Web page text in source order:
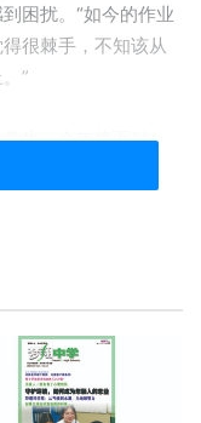
困扰。“如今的作业
很棘手，不知该从
”
生，今年将面对
次高思维试题的
KBAT是顺应世界趋